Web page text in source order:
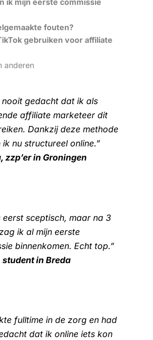
fouten?
gebruiken voor affiliate
anderen
nooit gedacht dat ik als
affiliate marketeer dit
Dankzij deze methode
ik nu structureel online.”
zzp’er in Groningen
eerst sceptisch, maar na 3
ik al mijn eerste
binnenkomen. Echt top.”
student in Breda
fulltime in de zorg en had
dat ik online iets kon